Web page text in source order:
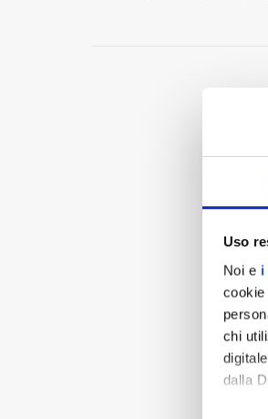
Uso
Noi e i
chi
dalla